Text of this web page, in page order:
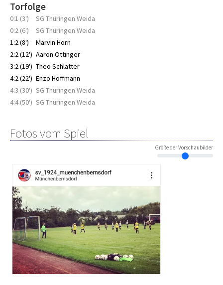
Torfolge
0:1 (3')
SG Thüringen Weida
0:2 (6')
SG Thüringen Weida
1:2 (8')
Marvin Horn
2:2 (12') Aaron Ottinger
3:2 (19') Theo Schlatter
4:2 (22') Enzo Hoffmann
4:3 (30') SG Thüringen Weida
4:4 (50') SG Thüringen Weida
Fotos vom Spiel
Größe der Vorschaubilder